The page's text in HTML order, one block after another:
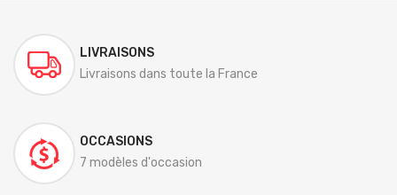
LIVRAISONS
Livraisons dans toute la France
OCCASIONS
7 modèles d'occasion